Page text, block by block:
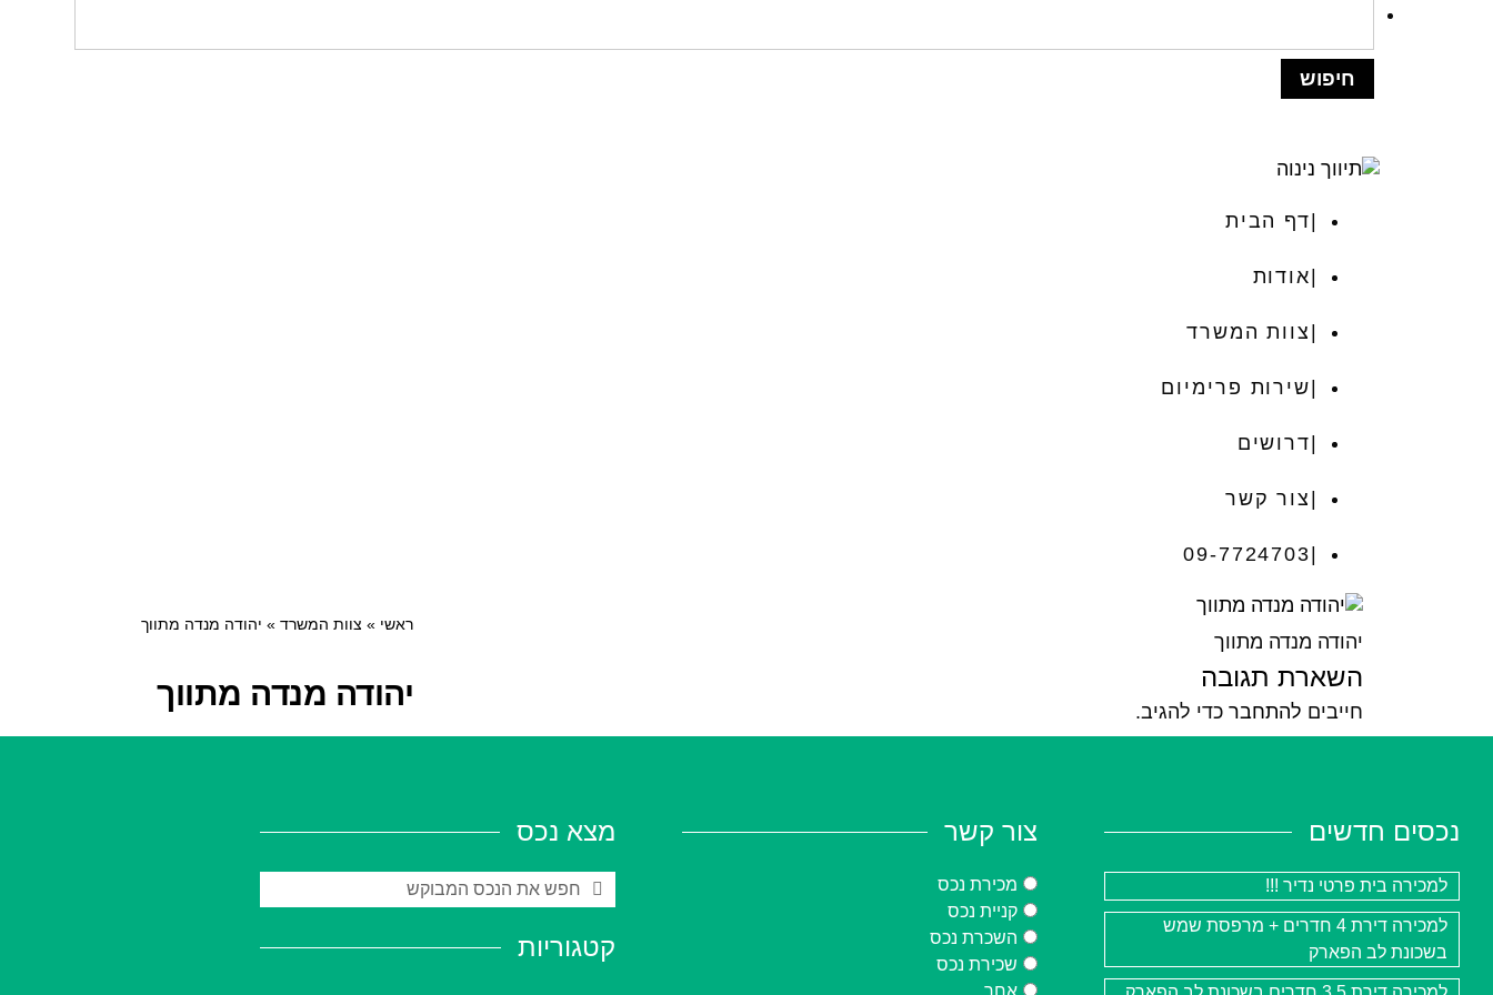
דף הבית
אודות
צוות המשרד
שירות פרימיום
דרושים
צור קשר
09-7724703
ראשי » צוות המשרד » יהודה מנדה מתווך
יהודה מנדה מתווך
יהודה מנדה מתווך
השארת תגובה
חייבים להתחבר כדי להגיב.
נכסים חדשים
למכירה בית פרטי נדיר !!!
למכירה דירת 4 חדרים + מרפסת שמש
בשכונת לב הפארק
צור קשר
מכירת נכס
קניית נכס
השכרת נכס
שכירת נכס
מצא נכס
קטגוריות